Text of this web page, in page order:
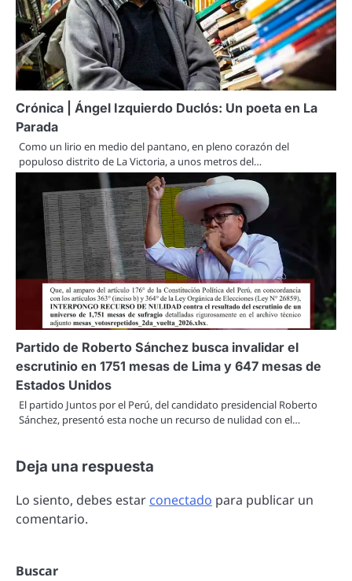
Crónica | Ángel Izquierdo Duclós: Un poeta en La
Parada
Como un lirio en medio del pantano, en pleno corazón del
populoso distrito de La Victoria, a unos metros del…
Partido de Roberto Sánchez busca invalidar el
escrutinio en 1751 mesas de Lima y 647 mesas de
Estados Unidos
El partido Juntos por el Perú, del candidato presidencial Roberto
Sánchez, presentó esta noche un recurso de nulidad con el…
Deja una respuesta
Lo siento, debes estar conectado para publicar un
comentario.
Buscar